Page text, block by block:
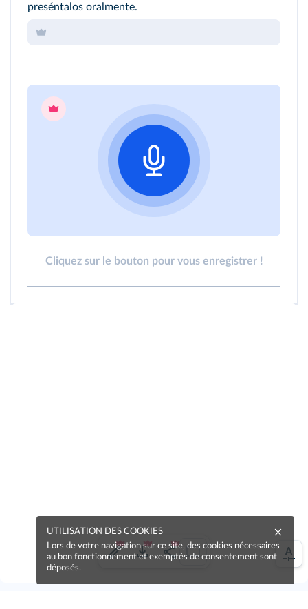
preséntalos oralmente.
Cliquez sur le bouton pour vous enregistrer !
UTILISATION DES COOKIES
Lors de votre navigation sur ce site, des cookies nécessaires
au bon fonctionnement et exemptés de consentement sont
déposés.